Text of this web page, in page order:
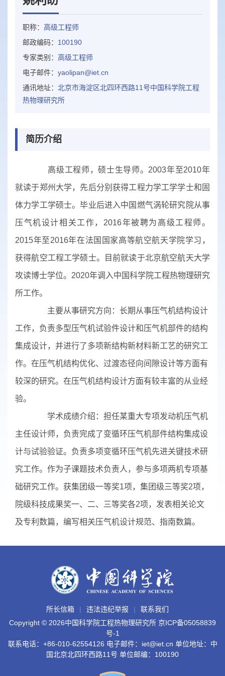
职称： 高级工程师
邮政编码： 100190
专家类别： 高级工程师
电子邮件： yaolipan@iet.cn
通讯地址： 北京市海淀区北四环西路11号中国科学院工程
热物理研究所
简历介绍
高级工程师，硕士生导师。2003年至2010年
就读于郑州大学，先后分别获得工程力学工学学士和固
体力学工学硕士。毕业后进入中国燃气涡轮研究院从事
压气机设计相关工作，2016年被聘为高级工程师。
2015年至2016年在法国国家高等航空航天学院学习，
获得航空工程工学硕士。目前就读于北京航空航天大学
攻读博士学位。2020年调入中国科学院工程热物理研究
所工作。
主要从事研究方向：长期从事压气机结构设计
工作，负责多型压气机试验件设计和压气机部件的结构
集成设计，并进行了多项新结构新材料新工艺的研究工
作。在压气机结构优化、过渡态径向间隙设计等方面有
较深的研究。在压气机结构设计方面有较丰富的从业经
验。
学术成绩介绍：担任某重大专项发动机压气机
主任设计师，负责完成了变循环压气机部件结构集成设
计与试验验证。负责多项变循环压气机先进关键技术研
究工作。作为子课题技术负责人，参与多项两机专项基
础研究工作。获集团级一等奖1项，集团级三等奖2项，
院级科技成果奖一、二、三等奖各2项，发表相关论文
及专利数篇，编写相关压气机设计规范、指南数篇。
所长信箱 违法违纪举报
联系我们
Copyright © 2026中国科学院工程热物理研究所 京ICP备05058839
号-1
联系电话：+86-010-62554126 电子邮件：iet@iet.cn 单位地址：中
国北京北四环西路11号 单位邮编：100190